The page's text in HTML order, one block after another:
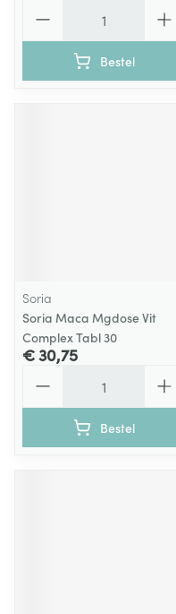
Bestel
Soria
Soria Maca Mgdose Vit
Complex Tabl 30
€ 30,75
Bestel